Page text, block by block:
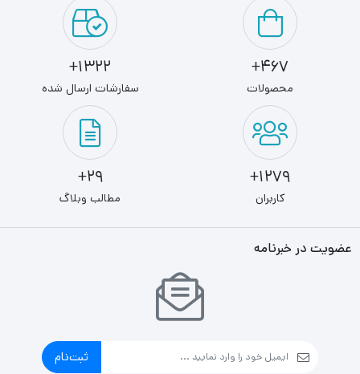
467+
محصولات
1322+
سفارشات ارسال شده
1279+
کاربران
29+
مطالب وبلاگ
عضویت در خبرنامه
ثبت‌نام